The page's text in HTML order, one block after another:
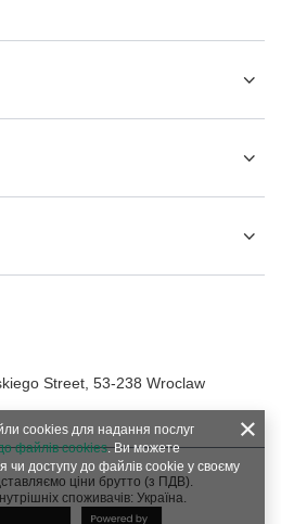
Street 53-238 Wroclaw
ціни брутто (з ПДВ).
споживачів: Україна.
cookies для надання послуг
файлів cookies. Ви можете
чи доступу до файлів cookie у своєму